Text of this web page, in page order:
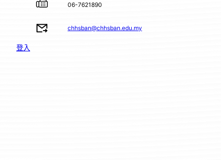
06-7621890
chhsban@chhsban.edu.my
登入